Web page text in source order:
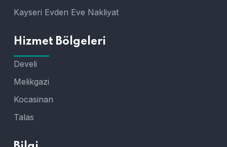
Kayseri Evden Eve Nakliyat
Hizmet Bölgeleri
Develi
Melikgazi
Kocasinan
Talas